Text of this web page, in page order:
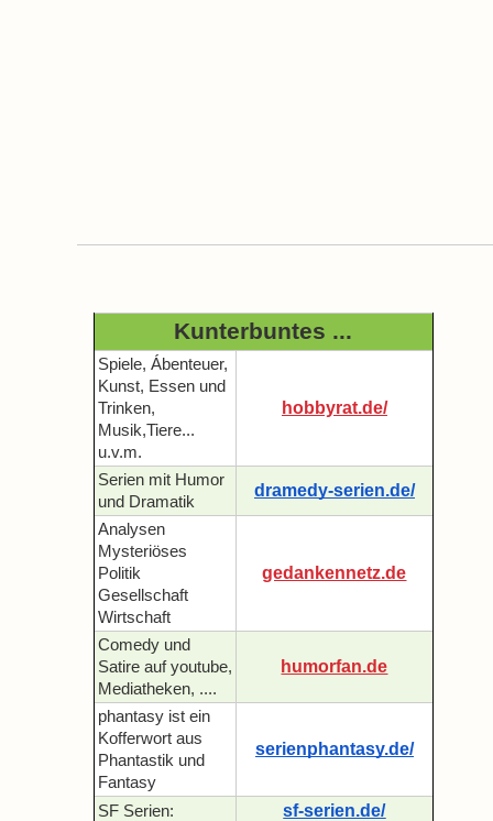
Kunterbuntes ...
Spiele, Ábenteuer,
Kunst, Essen und
Trinken,
Musik,Tiere...
u.v.m.
hobbyrat.de/
Serien mit Humor
und Dramatik
dramedy-serien.de/
Analysen
Mysteriöses
Politik
Gesellschaft
Wirtschaft
gedankennetz.de
Comedy und
Satire auf youtube,
Mediatheken, ....
humorfan.de
phantasy ist ein
Kofferwort aus
Phantastik und
Fantasy
serienphantasy.de/
SF Serien: sf-serien.de/